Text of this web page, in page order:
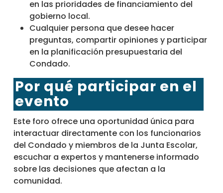
en las prioridades de financiamiento del
gobierno local.
Cualquier persona que desee hacer
preguntas, compartir opiniones y participar
en la planificación presupuestaria del
Condado.
Por qué participar en el
evento
Este foro ofrece una oportunidad única para
interactuar directamente con los funcionarios
del Condado y miembros de la Junta Escolar,
escuchar a expertos y mantenerse informado
sobre las decisiones que afectan a la
comunidad.